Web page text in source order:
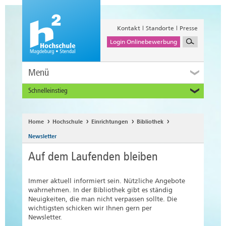
Kontakt Standorte
Presse
Login Onlinebewerbung
Menü
Schnelleinstieg
Alumni
Unternehmen und Institutionen
Studierende
Beschäftigte
Home Hochschule Einrichtungen Bibliothek
Newsletter
Auf dem Laufenden bleiben
Immer aktuell informiert sein. Nützliche Angebote
wahrnehmen. In der Bibliothek gibt es ständig
Neuigkeiten, die man nicht verpassen sollte. Die
wichtigsten schicken wir Ihnen gern per
Newsletter.